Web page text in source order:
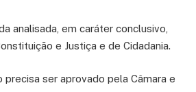
analisada, em caráter conclusivo
e Justiça e de Cidadania.
precisa ser aprovado pela Câmara e